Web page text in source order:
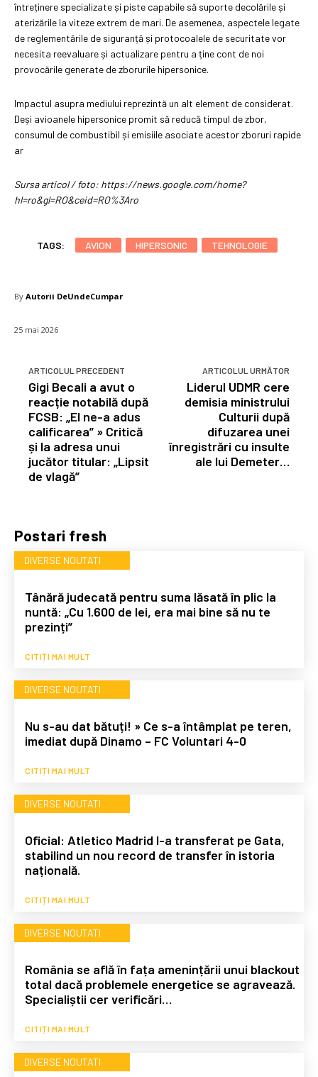
Postari fresh
DIVERSE NOUTATI
Tânără judecată pentru suma lăsată în plic la
nuntă: „Cu 1.600 de lei, era mai bine să nu te
prezinți”
CITIȚI MAI MULT
DIVERSE NOUTATI
Nu s-au dat bătuți! » Ce s-a întâmplat pe teren,
imediat după Dinamo – FC Voluntari 4-0
CITIȚI MAI MULT
DIVERSE NOUTATI
Oficial: Atletico Madrid l-a transferat pe Gata,
stabilind un nou record de transfer în istoria
națională.
CITIȚI MAI MULT
DIVERSE NOUTATI
România se află în fața amenințării unui blackout
total dacă problemele energetice se agravează.
Specialiștii cer verificări…
CITIȚI MAI MULT
DIVERSE NOUTATI
întreținere specializate și piste capabile să suporte decolările și
aterizările la viteze extrem de mari. De asemenea, aspectele legate
de reglementările de siguranță și protocoalele de securitate vor
necesita reevaluare și actualizare pentru a ține cont de noi
provocările generate de zborurile hipersonice.
Impactul asupra mediului reprezintă un alt element de considerat.
Deși avioanele hipersonice promit să reducă timpul de zbor,
consumul de combustibil și emisiile asociate acestor zboruri rapide
ar
Sursa articol / foto: https://news.google.com/home?
hl=ro&gl=RO&ceid=RO%3Aro
TAGS: AVION HIPERSONIC TEHNOLOGIE
By Autorii DeUndeCumpar
25 mai 2026
ARTICOLUL PRECEDENT
Gigi Becali a avut o
reacție notabilă după
FCSB: „El ne-a adus
calificarea” » Critică
și la adresa unui
jucător titular: „Lipsit
de vlagă”
ARTICOLUL URMĂTOR
Liderul UDMR cere
demisia ministrului
Culturii după
difuzarea unei
înregistrări cu insulte
ale lui Demeter…